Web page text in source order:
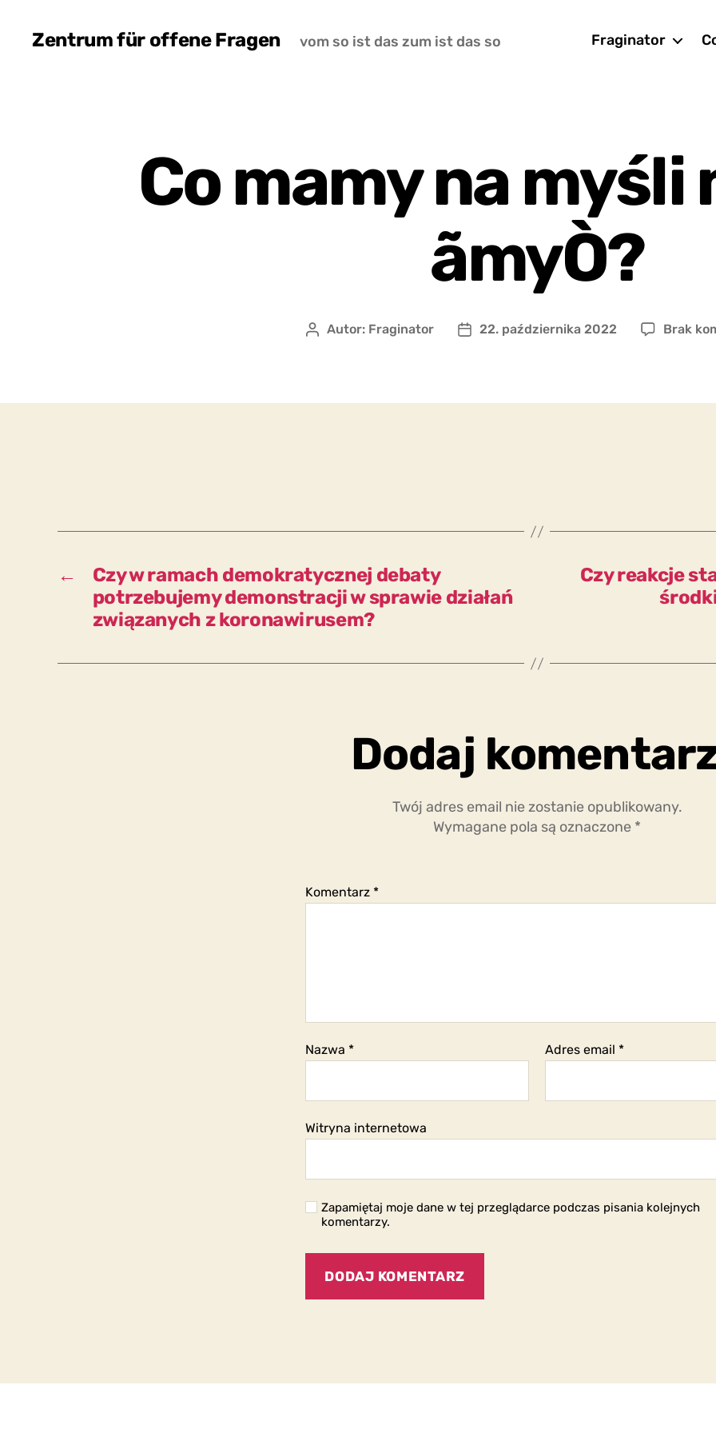
Zentrum für offene Fragen vom so ist das zum ist das so Fraginator
Co mamy na myśli
ãmyÒ?
Autor
Autor: Fraginator
Data22. października 2022 Brak
←
Czy w ramach demokratycznej debaty
potrzebujemy demonstracji w sprawie działań
związanych z koronawirusem?
Czy reakcje
Dodaj
Twój adres email nie zostanie opublikowany.
Wymagane pola są oznaczone *
Komentarz *
Nazwa * Adres email *
Witryna internetowa
Zapamiętaj moje dane w tej przeglądarce podczas pisania kolejnych
komentarzy.